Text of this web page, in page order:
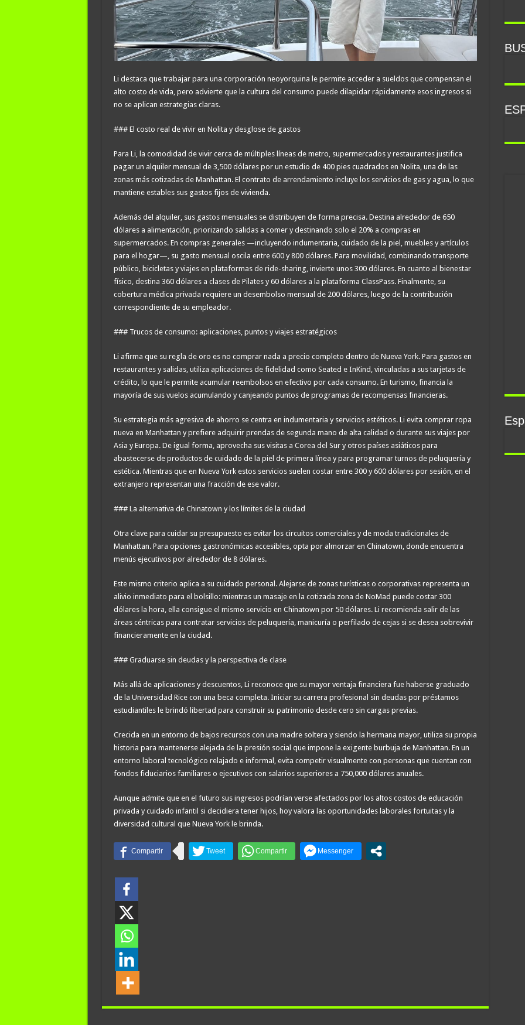
Li destaca que trabajar para una corporación neoyorquina le permite acceder a sueldos que compensan el
alto costo de vida, pero advierte que la cultura del consumo puede dilapidar rápidamente esos ingresos si
no se aplican estrategias claras.
### El costo real de vivir en Nolita y desglose de gastos
Para Li, la comodidad de vivir cerca de múltiples líneas de metro, supermercados y restaurantes justifica
pagar un alquiler mensual de 3,500 dólares por un estudio de 400 pies cuadrados en Nolita, una de las
zonas más cotizadas de Manhattan. El contrato de arrendamiento incluye los servicios de gas y agua, lo que
mantiene estables sus gastos fijos de vivienda.
Además del alquiler, sus gastos mensuales se distribuyen de forma precisa. Destina alrededor de 650
dólares a alimentación, priorizando salidas a comer y destinando solo el 20% a compras en
supermercados. En compras generales —incluyendo indumentaria, cuidado de la piel, muebles y artículos
para el hogar—, su gasto mensual oscila entre 600 y 800 dólares. Para movilidad, combinando transporte
público, bicicletas y viajes en plataformas de ride-sharing, invierte unos 300 dólares. En cuanto al bienestar
físico, destina 360 dólares a clases de Pilates y 60 dólares a la plataforma ClassPass. Finalmente, su
cobertura médica privada requiere un desembolso mensual de 200 dólares, luego de la contribución
correspondiente de su empleador.
### Trucos de consumo: aplicaciones, puntos y viajes estratégicos
Li afirma que su regla de oro es no comprar nada a precio completo dentro de Nueva York. Para gastos en
restaurantes y salidas, utiliza aplicaciones de fidelidad como Seated e InKind, vinculadas a sus tarjetas de
crédito, lo que le permite acumular reembolsos en efectivo por cada consumo. En turismo, financia la
mayoría de sus vuelos acumulando y canjeando puntos de programas de recompensas financieras.
Su estrategia más agresiva de ahorro se centra en indumentaria y servicios estéticos. Li evita comprar ropa
nueva en Manhattan y prefiere adquirir prendas de segunda mano de alta calidad o durante sus viajes por
Asia y Europa. De igual forma, aprovecha sus visitas a Corea del Sur y otros países asiáticos para
abastecerse de productos de cuidado de la piel de primera línea y para programar turnos de peluquería y
estética. Mientras que en Nueva York estos servicios suelen costar entre 300 y 600 dólares por sesión, en el
extranjero representan una fracción de ese valor.
### La alternativa de Chinatown y los límites de la ciudad
Otra clave para cuidar su presupuesto es evitar los circuitos comerciales y de moda tradicionales de
Manhattan. Para opciones gastronómicas accesibles, opta por almorzar en Chinatown, donde encuentra
menús ejecutivos por alrededor de 8 dólares.
Este mismo criterio aplica a su cuidado personal. Alejarse de zonas turísticas o corporativas representa un
alivio inmediato para el bolsillo: mientras un masaje en la cotizada zona de NoMad puede costar 300
dólares la hora, ella consigue el mismo servicio en Chinatown por 50 dólares. Li recomienda salir de las
áreas céntricas para contratar servicios de peluquería, manicuría o perfilado de cejas si se desea sobrevivir
financieramente en la ciudad.
### Graduarse sin deudas y la perspectiva de clase
Más allá de aplicaciones y descuentos, Li reconoce que su mayor ventaja financiera fue haberse graduado
de la Universidad Rice con una beca completa. Iniciar su carrera profesional sin deudas por préstamos
estudiantiles le brindó libertad para construir su patrimonio desde cero sin cargas previas.
Crecida en un entorno de bajos recursos con una madre soltera y siendo la hermana mayor, utiliza su propia
historia para mantenerse alejada de la presión social que impone la exigente burbuja de Manhattan. En un
entorno laboral tecnológico relajado e informal, evita competir visualmente con personas que cuentan con
fondos fiduciarios familiares o ejecutivos con salarios superiores a 750,000 dólares anuales.
Aunque admite que en el futuro sus ingresos podrían verse afectados por los altos costos de educación
privada y cuidado infantil si decidiera tener hijos, hoy valora las oportunidades laborales fortuitas y la
diversidad cultural que Nueva York le brinda.